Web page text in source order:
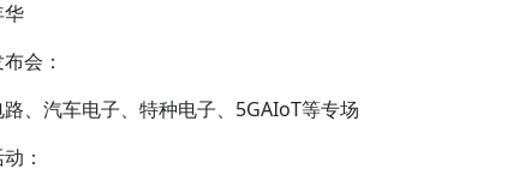
华
会：
、汽车电子、特种电子、5GAIoT等专场
：